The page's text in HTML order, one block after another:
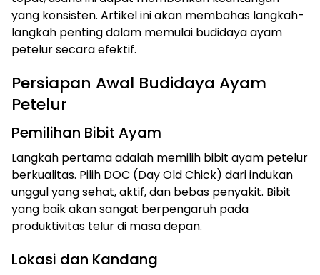
yang konsisten. Artikel ini akan membahas langkah-
langkah penting dalam memulai budidaya ayam
petelur secara efektif.
Persiapan Awal Budidaya Ayam
Petelur
Pemilihan Bibit Ayam
Langkah pertama adalah memilih bibit ayam petelur
berkualitas. Pilih DOC (Day Old Chick) dari indukan
unggul yang sehat, aktif, dan bebas penyakit. Bibit
yang baik akan sangat berpengaruh pada
produktivitas telur di masa depan.
Lokasi dan Kandang